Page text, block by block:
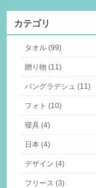
カテゴリ
タオル (99)
贈り物 (11)
バングラデシュ (11)
フォト (10)
寝具 (4)
日本 (4)
デザイン (4)
フリース (3)